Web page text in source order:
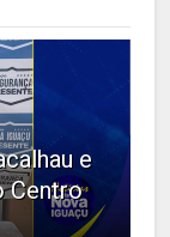
e
Centro